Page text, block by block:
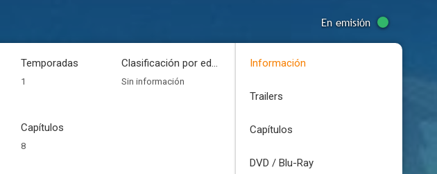
En emisión
Temporadas
1
Clasificación por edades
Sin información
Capítulos
8
Información
Trailers
Capítulos
DVD / Blu-Ray